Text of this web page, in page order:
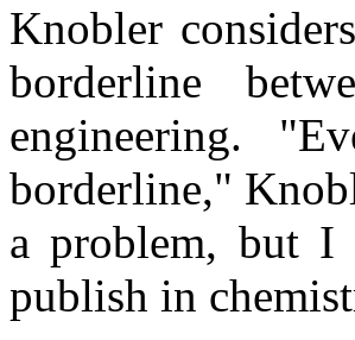
Knobler
borderline
engineering.
borderline,"
a problem, but I
publish in